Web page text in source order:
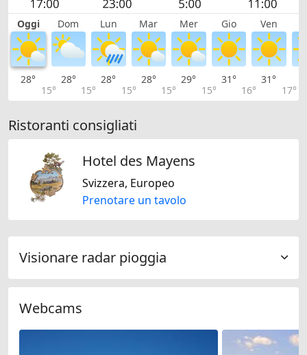
Oggi Dom Lun Mar Mer Gio Ven
28°
15°
28°
15°
28°
15°
28°
15°
29°
15°
31°
16°
31°
17°
Ristoranti consigliati
Hotel des Mayens
Svizzera, Europeo
Prenotare un tavolo
Visionare radar pioggia
Webcams